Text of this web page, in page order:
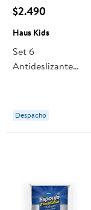
$2.490
Haus Kids
Set 6
Antideslizante
Despacho